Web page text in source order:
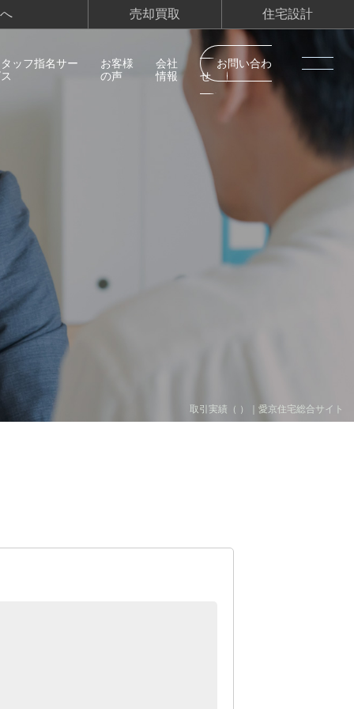
売却買取 住宅設計
タッフ指名サー
お客様
の声
会社
情報
お問い合わ
せ
取引実績（ ）｜愛京住宅総合サイト